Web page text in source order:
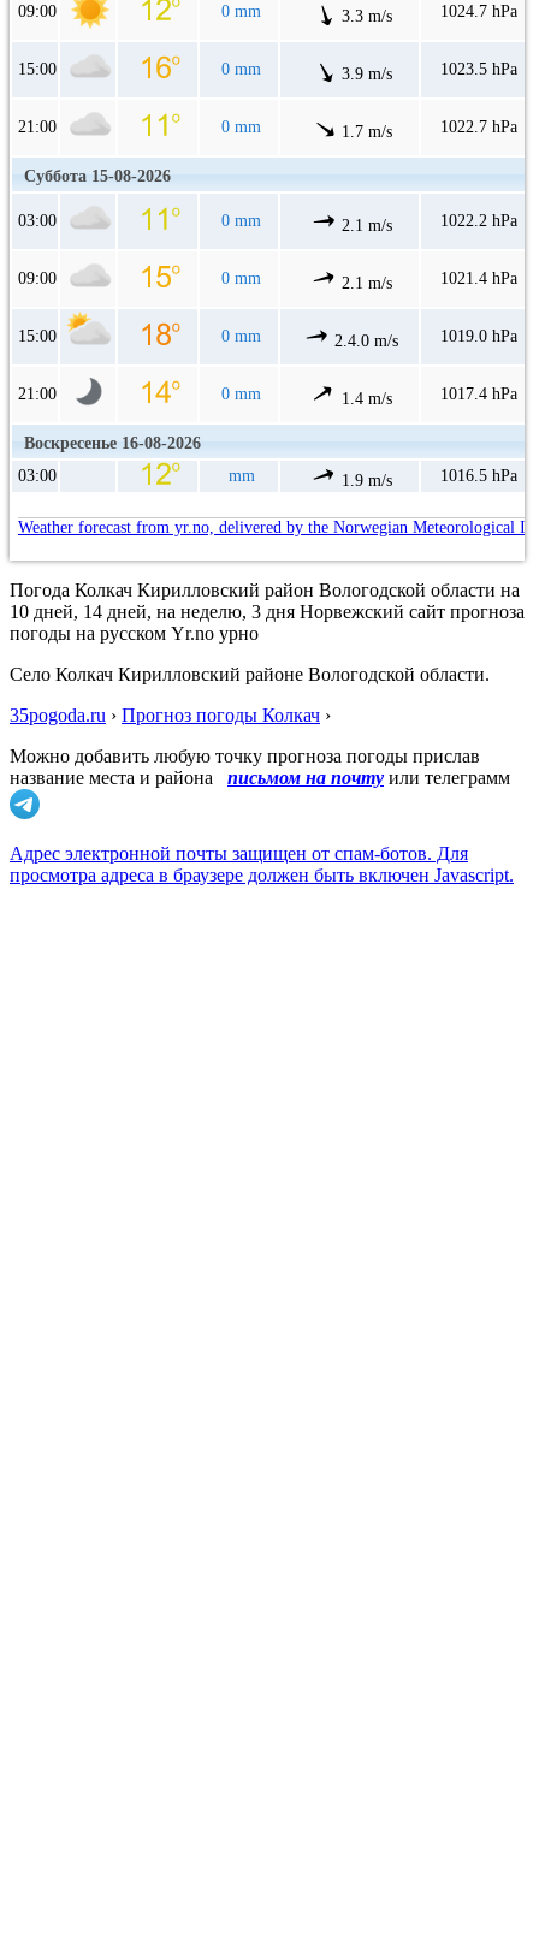
09:00 0 mm 3.3 m/s 1024.7 hPa
15:00 0 mm 3.9 m/s 1023.5 hPa
21:00 0 mm 1.7 m/s 1022.7 hPa
Суббота 15-08-2026
03:00 0 mm 2.1 m/s 1022.2 hPa
09:00 0 mm 2.1 m/s 1021.4 hPa
15:00 0 mm 2.4.0 m/s 1019.0 hPa
21:00 0 mm 1.4 m/s 1017.4 hPa
Воскресенье 16-08-2026
03:00
mm 1.9 m/s 1016.5 hPa
Weather forecast from yr.no, delivered by the Norwegian Meteorological
Погода Колкач Кирилловский район Вологодской области на
10 дней, 14 дней, на неделю, 3 дня Норвежский сайт прогноза
погоды на русском Yr.no урно
Село Колкач Кирилловский районе Вологодской области.
35pogoda.ru › Прогноз погоды Колкач ›
Можно добавить любую точку прогноза погоды прислав
название места и района
письмом на почту или телеграмм
Адрес электронной почты защищен от спам-ботов. Для
просмотра адреса в браузере должен быть включен Javascript.